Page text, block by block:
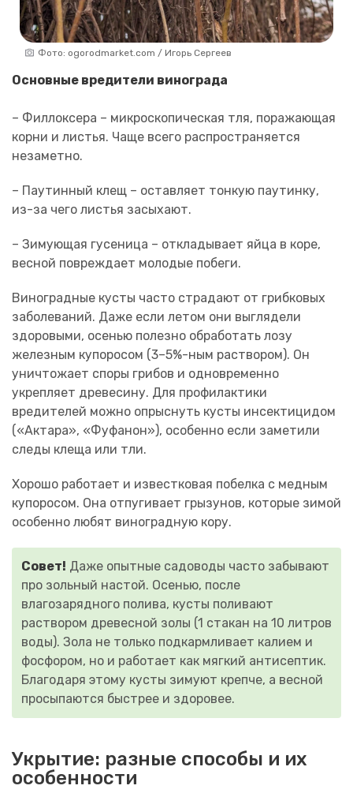
Фото: ogorodmarket.com / Игорь Сергеев
Основные вредители винограда
– Филлоксера – микроскопическая тля, поражающая
корни и листья. Чаще всего распространяется
незаметно.
– Паутинный клещ – оставляет тонкую паутинку,
из-за чего листья засыхают.
– Зимующая гусеница – откладывает яйца в коре,
весной повреждает молодые побеги.
Виноградные кусты часто страдают от грибковых
заболеваний. Даже если летом они выглядели
здоровыми, осенью полезно обработать лозу
железным купоросом (3–5%-ным раствором). Он
уничтожает споры грибов и одновременно
укрепляет древесину. Для профилактики
вредителей можно опрыснуть кусты инсектицидом
(«Актара», «Фуфанон»), особенно если заметили
следы клеща или тли.
Хорошо работает и известковая побелка с медным
купоросом. Она отпугивает грызунов, которые зимой
особенно любят виноградную кору.
Совет! Даже опытные садоводы часто забывают
про зольный настой. Осенью, после
влагозарядного полива, кусты поливают
раствором древесной золы (1 стакан на 10 литров
воды). Зола не только подкармливает калием и
фосфором, но и работает как мягкий антисептик.
Благодаря этому кусты зимуют крепче, а весной
просыпаются быстрее и здоровее.
Укрытие: разные способы и их
особенности